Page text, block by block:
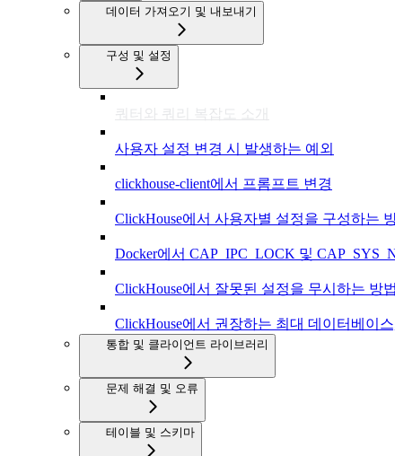
데이터 가져오기 및 내보내기
구성 및 설정
쿼터와 쿼리 복잡도 소개
사용자 설정 변경 시 발생하는 예외
clickhouse-client에서 프롬프트 변경
ClickHouse에서 사용자별 설정을 구성하는
Docker에서 CAP_IPC_LOCK 및
ClickHouse에서 잘못된 설정을 무시하는 방법
ClickHouse에서 권장하는 최대 데이터베이
통합 및 클라이언트 라이브러리
문제 해결 및 오류
테이블 및 스키마